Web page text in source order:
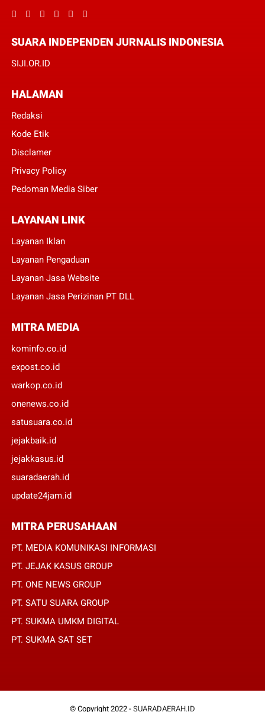
SUARA INDEPENDEN JURNALIS INDONESIA
SIJI.OR.ID
HALAMAN
Redaksi
Kode Etik
Disclamer
Privacy Policy
Pedoman Media Siber
LAYANAN LINK
Layanan Iklan
Layanan Pengaduan
Layanan Jasa Website
Layanan Jasa Perizinan PT DLL
MITRA MEDIA
kominfo.co.id
expost.co.id
warkop.co.id
onenews.co.id
satusuara.co.id
jejakbaik.id
jejakkasus.id
suaradaerah.id
update24jam.id
MITRA PERUSAHAAN
PT. MEDIA KOMUNIKASI INFORMASI
PT. JEJAK KASUS GROUP
PT. ONE NEWS GROUP
PT. SATU SUARA GROUP
PT. SUKMA UMKM DIGITAL
PT. SUKMA SAT SET
© Copyright 2022 - SUARADAERAH.ID